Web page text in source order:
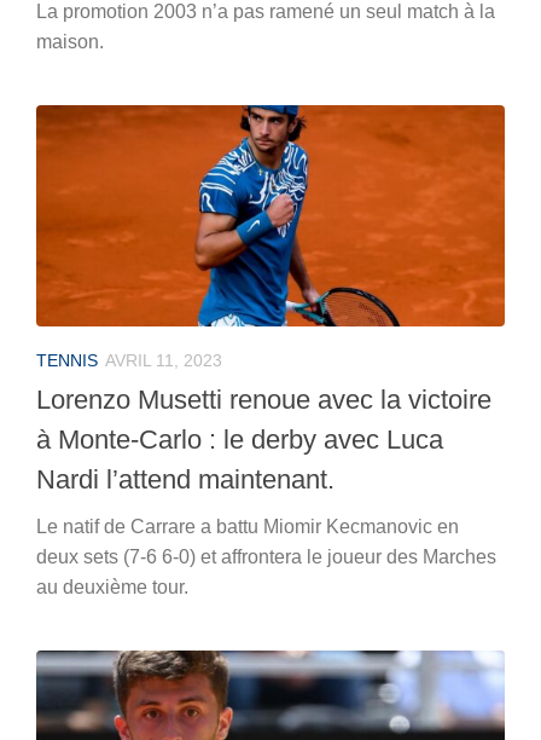
La promotion 2003 n’a pas ramené un seul match à la
maison.
TENNIS AVRIL 11, 2023
Lorenzo Musetti renoue avec la victoire
à Monte-Carlo : le derby avec Luca
Nardi l’attend maintenant.
Le natif de Carrare a battu Miomir Kecmanovic en
deux sets (7-6 6-0) et affrontera le joueur des Marches
au deuxième tour.